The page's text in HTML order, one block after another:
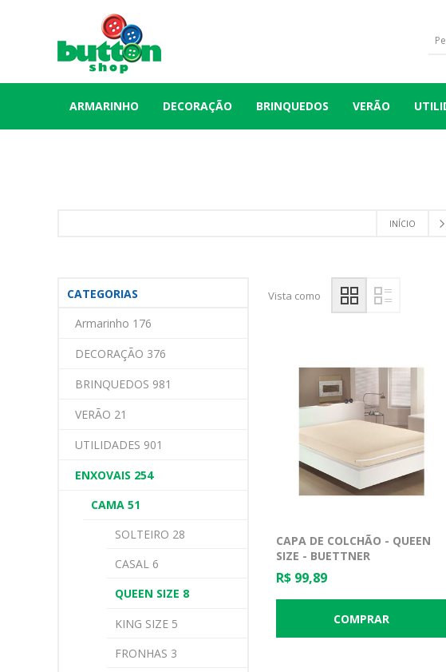
ARMARINHO DECORAÇÃO BRINQUEDOS VERÃO
INÍCIO
Vista como
CAPA DE COLCHÃO - QUEEN
SIZE - BUETTNER
R$ 99,89
CATEGORIAS
Armarinho 176
DECORAÇÃO 376
BRINQUEDOS 981
VERÃO 21
UTILIDADES 901
ENXOVAIS 254
CAMA 51
SOLTEIRO 28
CASAL 6
QUEEN SIZE 8
KING SIZE 5
FRONHAS 3